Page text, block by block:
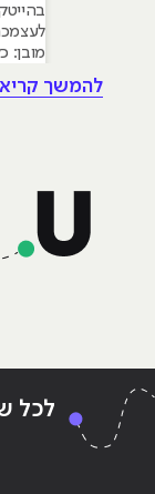
מובן:
כבר
reading
להמשך
לכל